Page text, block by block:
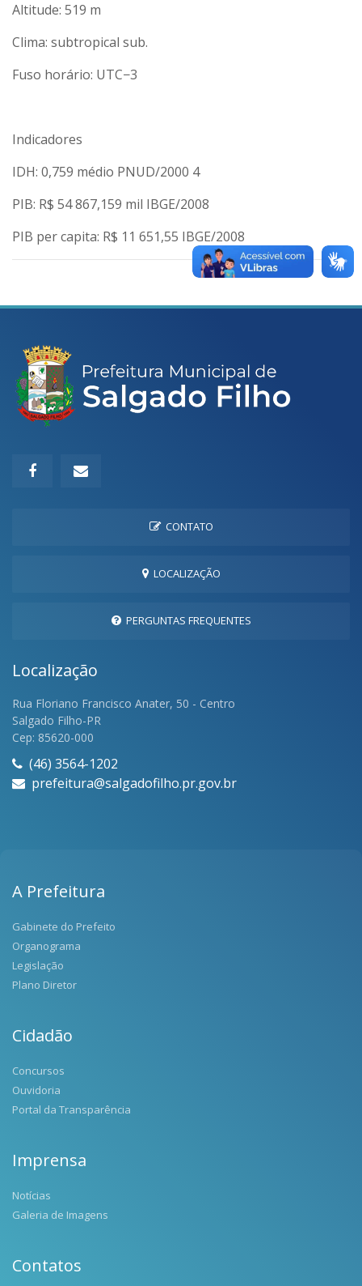
Altitude: 519 m
Clima: subtropical sub.
Fuso horário: UTC−3
Indicadores
IDH: 0,759 médio PNUD/2000 4
PIB: R$ 54 867,159 mil IBGE/2008
PIB per capita: R$ 11 651,55 IBGE/2008
CONTATO
LOCALIZAÇÃO
PERGUNTAS FREQUENTES
Localização
Rua Floriano Francisco Anater, 50 - Centro
Salgado Filho-PR
Cep: 85620-000
(46) 3564-1202
prefeitura@salgadofilho.pr.gov.br
A Prefeitura
Gabinete do Prefeito
Organograma
Legislação
Plano Diretor
Cidadão
Concursos
Ouvidoria
Portal da Transparência
Imprensa
Notícias
Galeria de Imagens
Contatos